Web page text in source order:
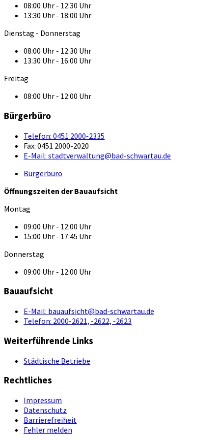
08:00 Uhr - 12:30 Uhr
13:30 Uhr - 18:00 Uhr
Dienstag - Donnerstag
08:00 Uhr - 12:30 Uhr
13:30 Uhr - 16:00 Uhr
Freitag
08:00 Uhr - 12:00 Uhr
Bürgerbüro
Telefon: 0451 2000-2335
Fax: 0451 2000-2020
E-Mail: stadtverwaltung@bad-schwartau.de
Bürgerbüro
Öffnungszeiten der Bauaufsicht
Montag
09:00 Uhr - 12:00 Uhr
15:00 Uhr - 17:45 Uhr
Donnerstag
09:00 Uhr - 12:00 Uhr
Bauaufsicht
E-Mail: bauaufsicht@bad-schwartau.de
Telefon: 2000-2621, -2622, -2623
Weiterführende Links
Städtische Betriebe
Rechtliches
Impressum
Datenschutz
Barrierefreiheit
Fehler melden